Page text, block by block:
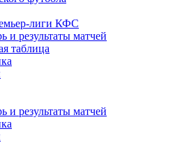
лиги КФС
и результаты матчей
таблица
и результаты матчей